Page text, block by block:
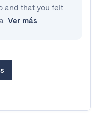
and that you felt
Ver más